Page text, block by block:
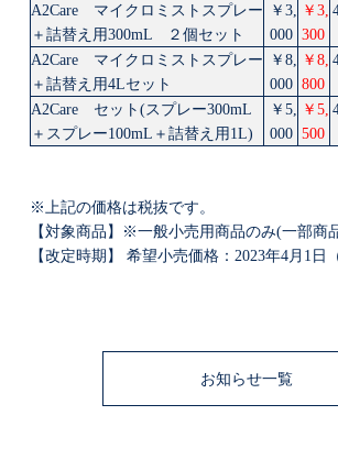
A2Care マイクロミストスプレー
＋詰替え用300mL ２個セット
￥3,
000
￥3,
300
A2Care マイクロミストスプレー
＋詰替え用4Lセット
￥8,
000
￥8,
800
A2Care セット(スプレー300mL
＋スプレー100mL＋詰替え用1L)
￥5,
000
￥5,
500
※上記の価格は税抜です。
【対象商品】※一般小売用商品のみ(一部商
【改定時期】 希望小売価格：2023年4月1日
お知らせ一覧